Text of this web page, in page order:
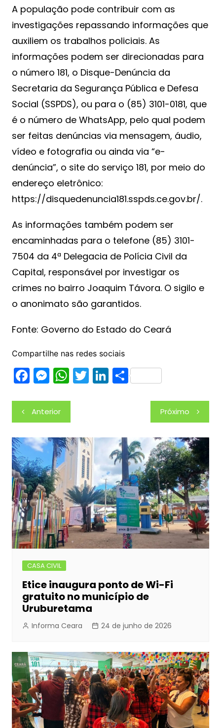
A população pode contribuir com as
investigações repassando informações que
auxiliem os trabalhos policiais. As
informações podem ser direcionadas para
o número 181, o Disque-Denúncia da
Secretaria da Segurança Pública e Defesa
Social (SSPDS), ou para o (85) 3101-0181, que
é o número de WhatsApp, pelo qual podem
ser feitas denúncias via mensagem, áudio,
vídeo e fotografia ou ainda via “e-
denúncia”, o site do serviço 181, por meio do
endereço eletrônico:
https://disquedenuncia181.sspds.ce.gov.br/.
As informações também podem ser
encaminhadas para o telefone (85) 3101-
7504 da 4ª Delegacia de Polícia Civil da
Capital, responsável por investigar os
crimes no bairro Joaquim Távora. O sigilo e
o anonimato são garantidos.
Fonte: Governo do Estado do Ceará
Compartilhe nas redes sociais
F
c
e
b
o
o
k
M
s
s
e
n
g
er
W
at
s
A
p
p
T Li
dI
n
S
Navegação
de
Post
Anterior Próximo
CASA CIVIL
Etice inaugura ponto de Wi-Fi
gratuito no município de
Uruburetama
Informa Ceara 24 de junho de 2026